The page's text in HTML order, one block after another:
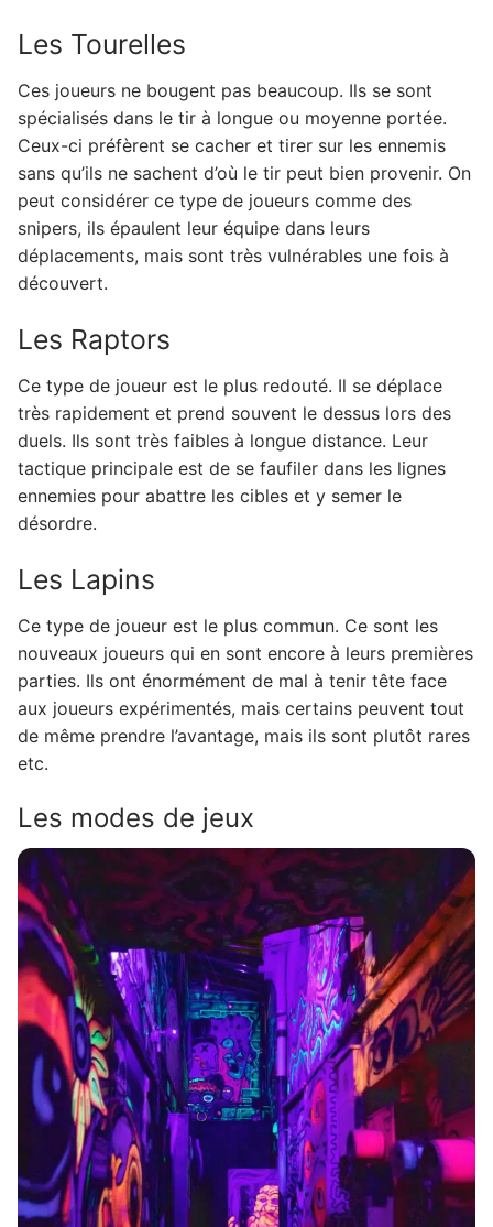
Les Tourelles
Ces joueurs ne bougent pas beaucoup. Ils se sont
spécialisés dans le tir à longue ou moyenne portée.
Ceux-ci préfèrent se cacher et tirer sur les ennemis
sans qu’ils ne sachent d’où le tir peut bien provenir. On
peut considérer ce type de joueurs comme des
snipers, ils épaulent leur équipe dans leurs
déplacements, mais sont très vulnérables une fois à
découvert.
Les Raptors
Ce type de joueur est le plus redouté. Il se déplace
très rapidement et prend souvent le dessus lors des
duels. Ils sont très faibles à longue distance. Leur
tactique principale est de se faufiler dans les lignes
ennemies pour abattre les cibles et y semer le
désordre.
Les Lapins
Ce type de joueur est le plus commun. Ce sont les
nouveaux joueurs qui en sont encore à leurs premières
parties. Ils ont énormément de mal à tenir tête face
aux joueurs expérimentés, mais certains peuvent tout
de même prendre l’avantage, mais ils sont plutôt rares
etc.
Les modes de jeux